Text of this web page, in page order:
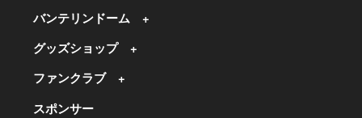
バンテリンドーム
グッズショップ
ファンクラブ
スポンサー